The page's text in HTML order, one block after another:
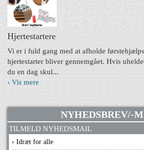
Hjertestartere
Vi er i fuld gang med at afholde
hjertestarter bliver gennemgået. Hvis
du en dag skul...
› Vis mere
NYHEDSBREV/-
TILMELD NYHEDSMAIL
› Idræt for alle